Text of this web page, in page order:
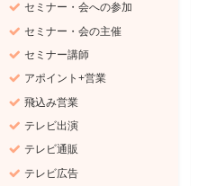
セミナー・会への参加
セミナー・会の主催
セミナー講師
アポイント+営業
飛込み営業
テレビ出演
テレビ通販
テレビ広告